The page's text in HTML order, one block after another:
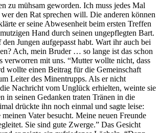
zu mühsam geworden. Ich muss jedes Mal
den Rat sprechen will. Die anderen können
er seine Abwesenheit beim ersten Treffen
Hand durch seinen ungepflegten Bart.
Jungen aufgepasst habt. Wart ihr auch bei
Ach, mein Bruder … so lange ist das schon
verworren mit uns. “Mutter wollte nicht, dass
wollte einen Beitrag für die Gemeinschaft
Leiter des Minentrupps. Als er nicht
Nachricht vom Unglück erhielten, weinte sie
in seinen Gedanken traten Tränen in die
drückte ihn noch einmal und sagte leise:
Vater besucht. Meine neuen Freunde
Sie sind gute Zwerge.” Das Gesicht